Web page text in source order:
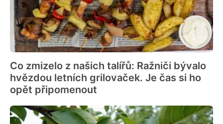
Co zmizelo z našich talířů: Ražniči bývalo
hvězdou letních grilovaček. Je čas si ho
opět připomenout